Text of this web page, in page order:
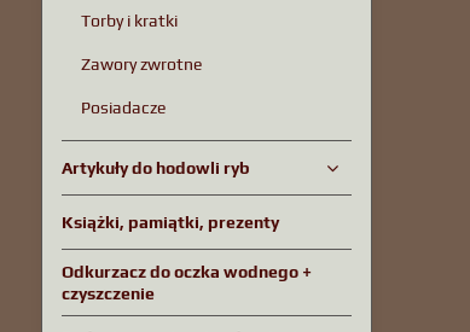
Torby i kratki
Zawory zwrotne
Posiadacze
Artykuły do ​​hodowli ryb
Książki, pamiątki, prezenty
Odkurzacz do oczka wodnego +
czyszczenie